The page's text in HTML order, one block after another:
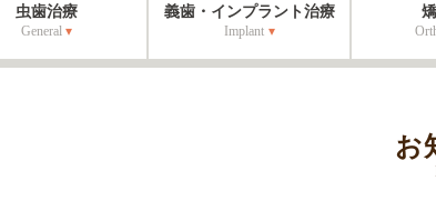
虫歯治療
General
義歯・インプラント治療
Implant
お